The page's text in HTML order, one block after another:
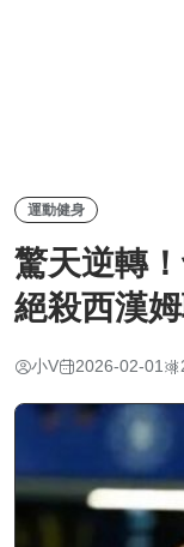
運動健身
驚天逆轉
絕殺西漢
小V 2026-02-01